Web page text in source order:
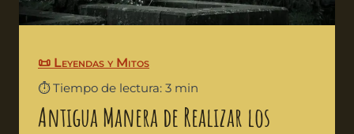
📜 Leyendas y Mitos
⏱️ Tiempo de lectura: 3 min
Antigua Manera de Realizar los